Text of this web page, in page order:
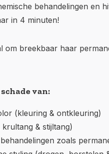
behandelingen en
in 4 minuten!
om breekbaar haar
van:
(kleuring & ontkleuring)
& stijltang)
zoals